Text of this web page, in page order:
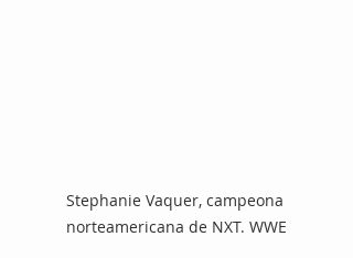
Stephanie Vaquer, campeona
norteamericana de NXT. WWE